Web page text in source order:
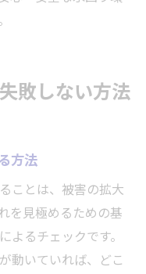
敗しない方法
方法
ことは、被害の拡大
を見極めるための基
よるチェックです。
動いていれば、どこ